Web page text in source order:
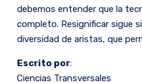
debemos entender que la
completo. Resignificar sigue
diversidad de aristas, que
Escrito por:
Ciencias Transversales